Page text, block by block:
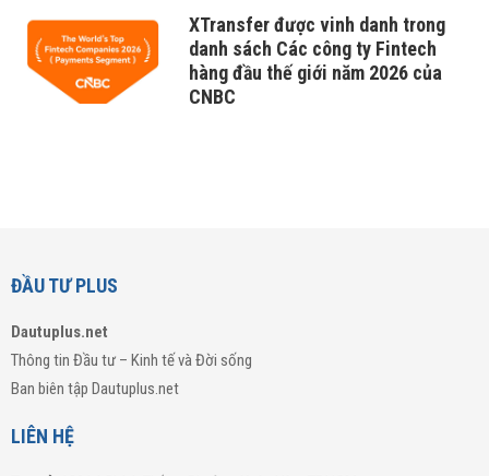
XTransfer được vinh danh trong
danh sách Các công ty Fintech
hàng đầu thế giới năm 2026 của
CNBC
ĐẦU TƯ PLUS
Dautuplus.net
Thông tin Đầu tư – Kinh tế và Đời sống
Ban biên tập Dautuplus.net
LIÊN HỆ